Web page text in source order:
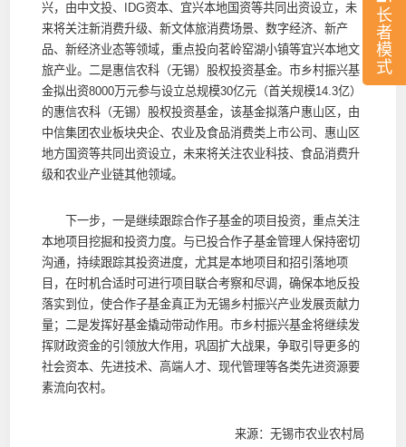
长
者
模
式
兴，由中文投、IDG资本、宜兴本地国资等共同出资设立，未
来将关注新消费升级、新文体旅消费场景、数字经济、新产
品、新经济业态等领域，重点投向茗岭窑湖小镇等宜兴本地文
旅产业。二是惠信农科（无锡）股权投资基金。市乡村振兴基
金拟出资8000万元参与设立总规模30亿元（首关规模14.3亿）
的惠信农科（无锡）股权投资基金，该基金拟落户惠山区，由
中信集团农业板块央企、农业及食品消费类上市公司、惠山区
地方国资等共同出资设立，未来将关注农业科技、食品消费升
级和农业产业链其他领域。
下一步，一是继续跟踪合作子基金的项目投资，重点关注
本地项目挖掘和投资力度。与已投合作子基金管理人保持密切
沟通，持续跟踪其投资进度，尤其是本地项目和招引落地项
目，在时机合适时可进行项目联合考察和尽调，确保本地反投
落实到位，使合作子基金真正为无锡乡村振兴产业发展贡献力
量；二是发挥好基金撬动带动作用。市乡村振兴基金将继续发
挥财政资金的引领放大作用，巩固扩大战果，争取引导更多的
社会资本、先进技术、高端人才、现代管理等各类先进资源要
素流向农村。
来源：无锡市农业农村局